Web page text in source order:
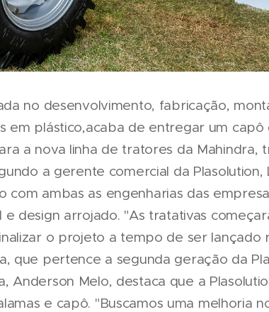
no desenvolvimento, fabricação,
em plástico,acaba de entregar um capô
a nova linha de tratores da Mahindra,
a gerente comercial da Plasolution,
ambas as engenharias das
design arrojado. "As tratativas
o projeto a tempo de ser lançado
que pertence a segunda geração da
Anderson Melo, destaca que a
e capô. "Buscamos uma melhoria